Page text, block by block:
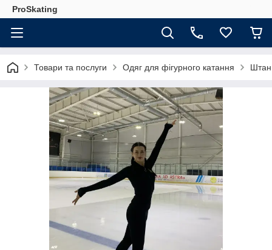
ProSkating
Товари та послуги Одяг для фігурного катання